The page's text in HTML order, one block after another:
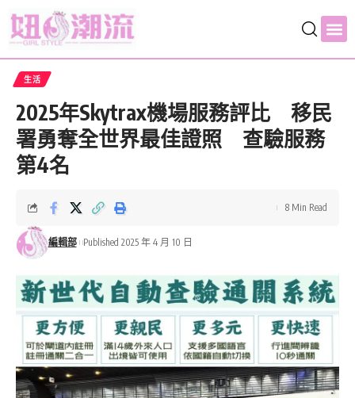
生活
2025年Skytrax機場服務評比 移民
署勇奪全世界最佳證照 查驗服務
第4名
編輯部 Published 2025 年 4 月 10 日
8 Min Read